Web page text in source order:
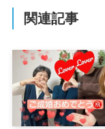
関連記事